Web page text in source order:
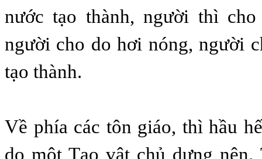
nước tạo thành, người thì
người cho do hơi nóng, người
tạo thành.
Về phía các tôn giáo, thì hầu
do một Tạo vật chủ dựng nên.